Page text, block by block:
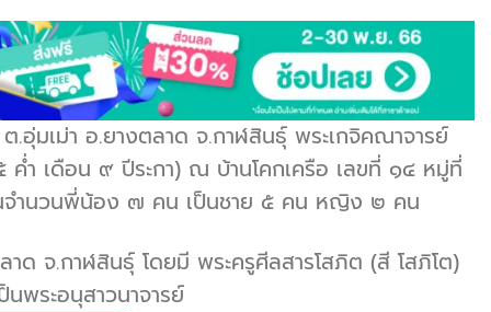
มเม่า อ.ยางตลาด จ.กาฬสินธุ์ พระเกจิคณาจารย์
ำ เดือน ๙ ปีระกา) ณ บ้านโคกเครือ เลขที่ ๑๔ หมู่ที่
จำนวนพี่น้อง ๗ คน เป็นชาย ๕ คน หญิง ๒ คน
จ.กาฬสินธุ์ โดยมี พระครูศีลสารโสภิต (สี โสภิโต)
พระอนุสาวนาจารย์